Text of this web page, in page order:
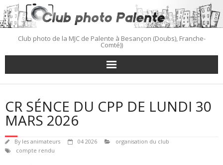
Skip
to
content
Club photo de la MJC de Palente à Besançon (Doubs), Franche-
Comté))
CR SÉNCE DU CPP DE LUNDI 30
MARS 2026
By les animateurs 04 2026
organisation du club
compte rendu